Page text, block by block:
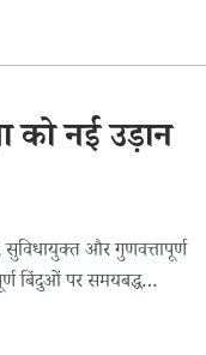
को नई उड़ान
सुविधायुक्त और गुणवत्तापूर्ण
बिंदुओं पर समयबद्ध